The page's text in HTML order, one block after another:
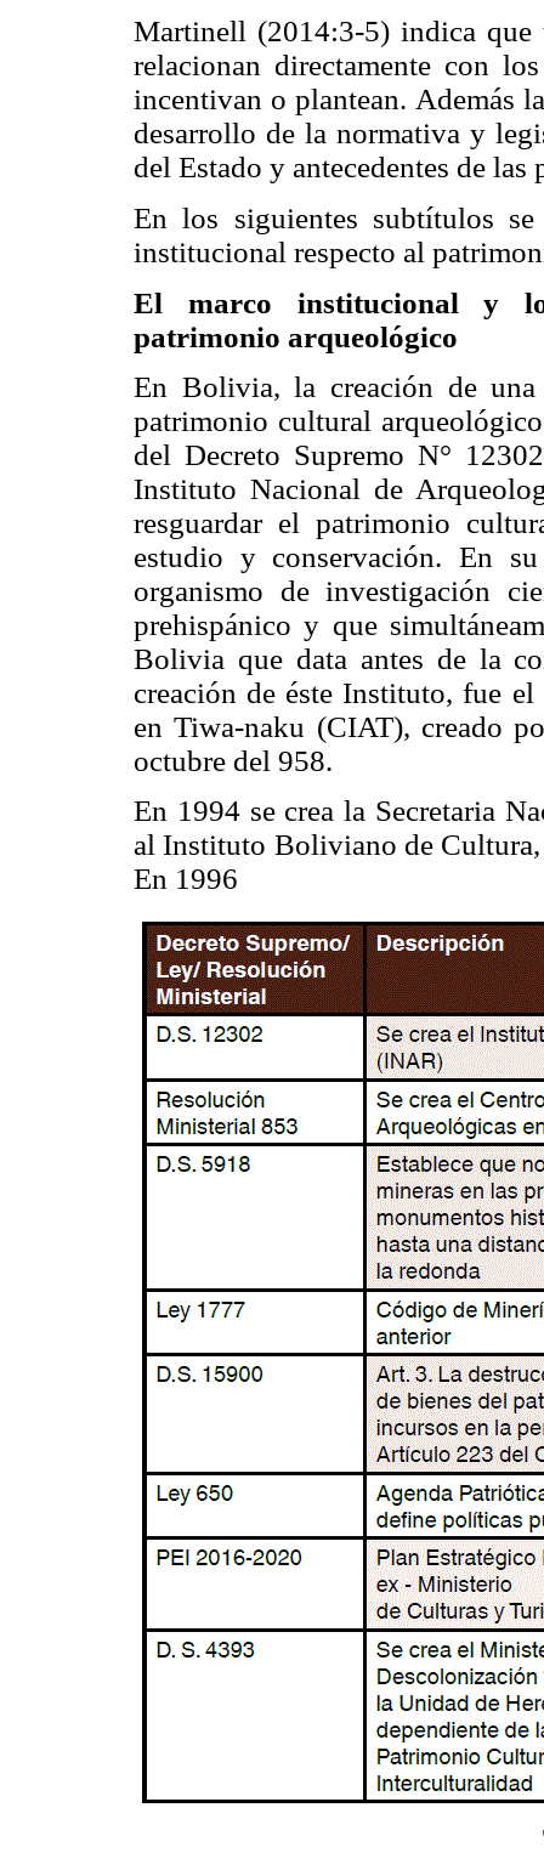
Martinell (2014:3-5) indica que
relacionan directamente con
incentivan o plantean. Además
desarrollo de la normativa y
del Estado y antecedentes de
En los siguientes subtítulos
institucional respecto al
El marco institucional y
patrimonio arqueológico
En Bolivia, la creación de
patrimonio cultural
del Decreto Supremo N°
Instituto Nacional de
resguardar el patrimonio
estudio y conservación. En
organismo de investigación
prehispánico y que
Bolivia que data antes de la
creación de éste Instituto, fue
en Tiwa-naku (CIAT), creado
octubre del 958.
En 1994 se crea la Secretaria
al Instituto Boliviano de
En 1996